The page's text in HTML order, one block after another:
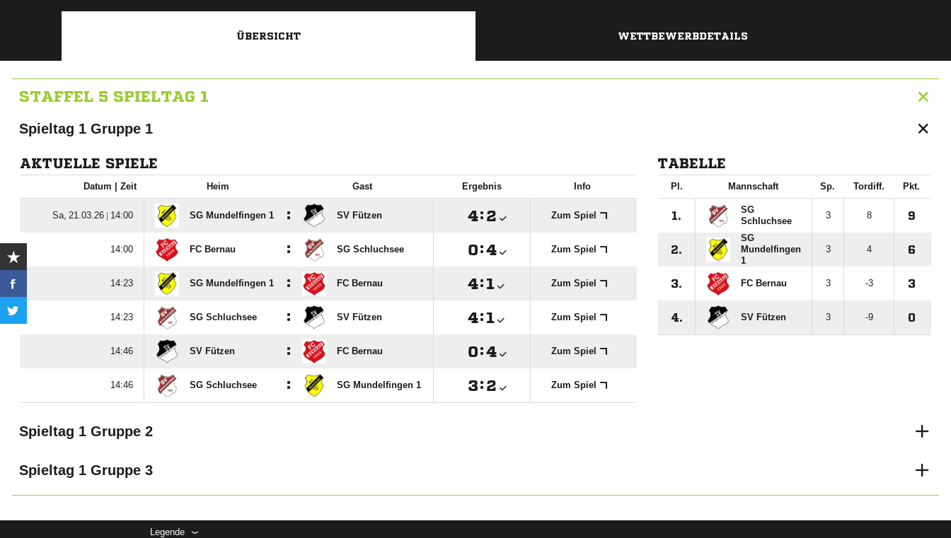
ÜBERSICHT WETTBEWERBDETAILS
STAFFEL 5 SPIELTAG 1
Spieltag 1 Gruppe 1
AKTUELLE SPIELE
Datum |Zeit Heim Gast Ergebnis Info
  |  SG Mundelfingen 1 : SV Fützen :  Zum Spiel
 FC Bernau : SG Schluchsee : Zum Spiel
 SG Mundelfingen 1 : FC Bernau :  Zum Spiel
 SG Schluchsee : SV Fützen :  Zum Spiel
 SV Fützen : FC Bernau : Zum Spiel
 SG Schluchsee : SG Mundelfingen 1 :  Zum Spiel
TABELLE
Pl. Mannschaft Sp. Tordiff. Pkt.
1.
SG
Schluchsee
3 8 9
2.
SG
Mundelfingen
1
3 4 6
3. FC Bernau 3 -3 3
4. SV Fützen 3 -9 0
Spieltag 1 Gruppe 2
Spieltag 1 Gruppe 3
Legende